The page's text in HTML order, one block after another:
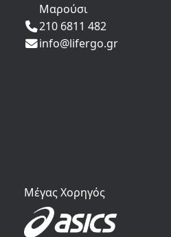
Μαρούσι
210 6811 482
info@lifergo.gr
Μέγας Χορηγός